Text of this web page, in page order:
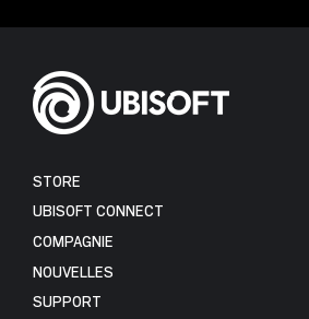
STORE
UBISOFT CONNECT
COMPAGNIE
NOUVELLES
SUPPORT